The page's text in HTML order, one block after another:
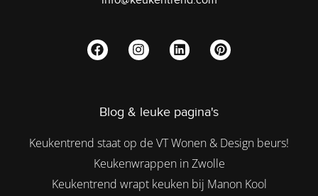
Blog & leuke pagina's
Keukentrend staat op de VT Wonen & Design beurs!
Keukenwrappen in Zwolle
Keukentrend wrapt keuken bij Manon Kool